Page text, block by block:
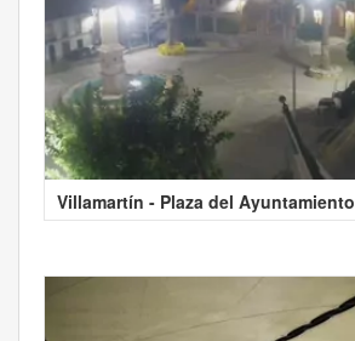
Villamartín - Plaza del Ayuntamiento